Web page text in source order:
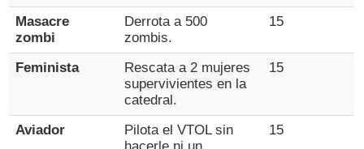
Masacre
zombi
Derrota a 500
zombis.
15
Feminista
Rescata a 2 mujeres
supervivientes en la
catedral.
15
Aviador
Pilota el VTOL sin
15